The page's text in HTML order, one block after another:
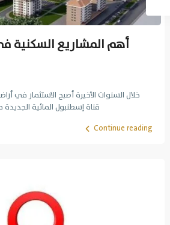
أهم المشاريع السكنية
خلال السنوات الأخيرة أصبح الاستثمار
قناة إسطنبول المائية الجديدة
Continue reading